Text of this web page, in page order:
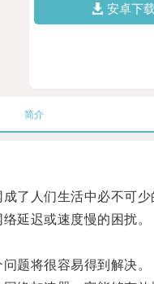
安卓下载
简介
人们生活中必不可少
延迟或速度慢的困扰。
题将很容易得到解决。